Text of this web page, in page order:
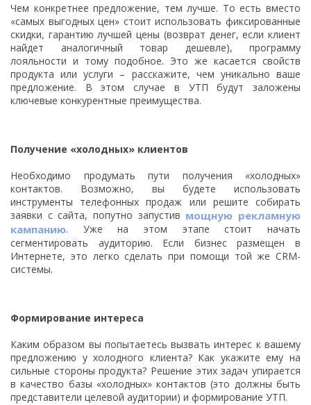
Чем конкретнее предложение, тем лучше. То есть вместо
«самых выгодных цен» стоит использовать фиксированные
скидки, гарантию лучшей цены (возврат денег, если клиент
найдет аналогичный товар дешевле), программу
лояльности и тому подобное. Это же касается свойств
продукта или услуги – расскажите, чем уникально ваше
предложение. В этом случае в УТП будут заложены
ключевые конкурентные преимущества.
Получение «холодных» клиентов
Необходимо продумать пути получения «холодных»
контактов. Возможно, вы будете использовать
инструменты телефонных продаж или решите собирать
заявки с сайта, попутно запустив мощную рекламную
кампанию. Уже на этом этапе стоит начать
сегментировать аудиторию. Если бизнес размещен в
Интернете, это легко сделать при помощи той же CRM-
системы.
Формирование интереса
Каким образом вы попытаетесь вызвать интерес к вашему
предложению у холодного клиента? Как укажите ему на
сильные стороны продукта? Решение этих задач упирается
в качество базы «холодных» контактов (это должны быть
представители целевой аудитории) и формирование УТП.